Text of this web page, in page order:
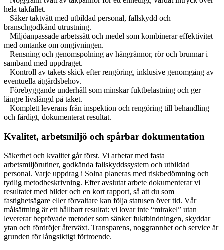
hela takfallet.
– Säker taktvätt med utbildad personal, fallskydd och
branschgodkänd utrustning.
– Miljöanpassade arbetssätt och medel som kombinerar effektivitet
med omtanke om omgivningen.
– Rensning och genomspolning av hängrännor, rör och brunnar i
samband med uppdraget.
– Kontroll av takets skick efter rengöring, inklusive genomgång av
eventuella åtgärdsbehov.
– Förebyggande underhåll som minskar fuktbelastning och ger
längre livslängd på taket.
– Komplett leverans från inspektion och rengöring till behandling
och färdigt, dokumenterat resultat.
Kvalitet, arbetsmiljö och spårbar dokumentation
Säkerhet och kvalitet går först. Vi arbetar med fasta
arbetsmiljörutiner, godkända fallskyddssystem och utbildad
personal. Varje uppdrag i Solna planeras med riskbedömning och
tydlig metodbeskrivning. Efter avslutat arbete dokumenterar vi
resultatet med bilder och en kort rapport, så att du som
fastighetsägare eller förvaltare kan följa statusen över tid. Vår
målsättning är ett hållbart resultat: vi lovar inte “mirakel” utan
levererar beprövade metoder som sänker fuktbindningen, skyddar
ytan och fördröjer återväxt. Transparens, noggrannhet och service är
grunden för långsiktigt förtroende.